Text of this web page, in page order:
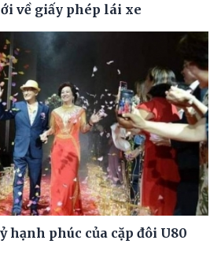
về giấy phép lái xe
hạnh phúc của cặp đôi U80